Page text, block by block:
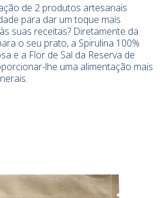
de 2 produtos artesanais
para dar um toque mais
suas receitas? Diretamente da
o seu prato, a Spirulina 100%
e a Flor de Sal da Reserva de
lhe uma alimentação mais